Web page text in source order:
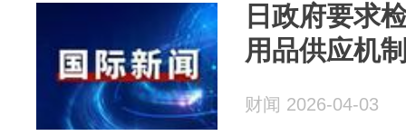
日政府要求
用品供应机
财闻 2026-04-03